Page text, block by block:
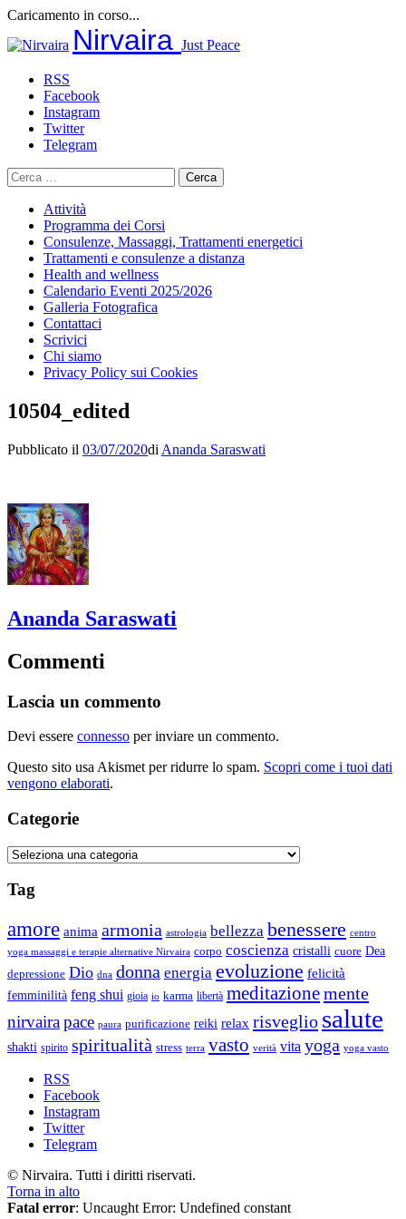
Caricamento in corso...
al
Nirvaira Just Peace
RSS
Facebook
Instagram
Twitter
Telegram
Ricerca
per:
Attività
Programma dei Corsi
Consulenze, Massaggi, Trattamenti energetici
Trattamenti e consulenze a distanza
Health and wellness
Calendario Eventi 2025/2026
Galleria Fotografica
Contattaci
Scrivici
Chi siamo
Privacy Policy sui Cookies
10504_edited
Pubblicato il 03/07/2020di Ananda Saraswati
Ananda Saraswati
Commenti
Lascia un commento
Devi essere connesso per inviare un commento.
Questo sito usa Akismet per ridurre lo spam. Scopri come i tuoi dati
vengono elaborati.
Categorie
Categorie
Tag
amore anima armonia astrologia bellezza benessere centro
yoga massaggi e terapie alternative Nirvaira corpo coscienza cristalli cuore Dea
depressione Dio dna donna energia evoluzione felicità
femminilità feng shui gioia io karma libertà meditazionemente
nirvairapace paura purificazione reiki relax risveglio salute
shakti spirito spiritualità stress terra vasto verità vita yoga yoga vasto
RSS
Facebook
Instagram
Twitter
Telegram
© Nirvaira. Tutti i diritti riservati.
Torna in alto
Fatal error: Uncaught Error: Undefined constant